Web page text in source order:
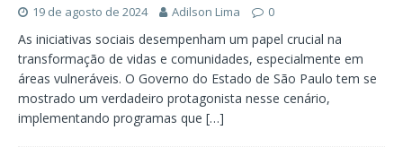
19 de agosto de 2024 Adilson Lima 0
As iniciativas sociais desempenham um papel crucial na
transformação de vidas e comunidades, especialmente em
áreas vulneráveis. O Governo do Estado de São Paulo tem se
mostrado um verdadeiro protagonista nesse cenário,
implementando programas que […]